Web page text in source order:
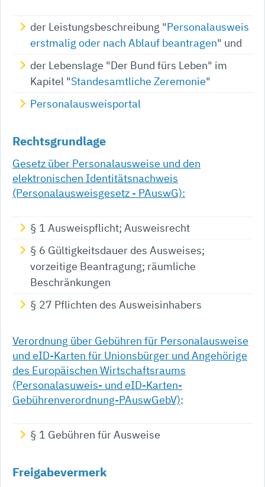
der Leistungsbeschreibung "Personalausweis
erstmalig oder nach Ablauf beantragen" und
der Lebenslage "Der Bund fürs Leben" im
Kapitel "Standesamtliche Zeremonie"
Personalausweisportal
Rechtsgrundlage
Gesetz über Personalausweise und den
elektronischen Identitätsnachweis
(Personalausweisgesetz - PAuswG):
§ 1 Ausweispflicht; Ausweisrecht
§ 6 Gültigkeitsdauer des Ausweises;
vorzeitige Beantragung; räumliche
Beschränkungen
§ 27 Pflichten des Ausweisinhabers
Verordnung über Gebühren für Personalausweise
und eID-Karten für Unionsbürger und Angehörige
des Europäischen Wirtschaftsraums
(Personalasuweis- und eID-Karten-
Gebührenverordnung-PAuswGebV):
§ 1 Gebühren für Ausweise
Freigabevermerk